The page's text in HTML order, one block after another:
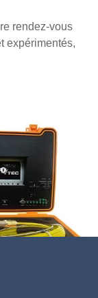
rendez-vous
expérimentés,